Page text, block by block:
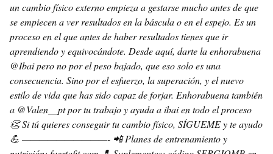
un cambio físico externo empieza a gestarse mucho antes de que
se empiecen a ver resultados en la báscula o en el espejo. Es un
proceso en el que antes de haber resultados tienes que ir
aprendiendo y equivocándote. Desde aquí, darte la enhorabuena
@Ibai pero no por el peso bajado, que eso solo es una
consecuencia. Sino por el esfuerzo, la superación, y el nuevo
estilo de vida que has sido capaz de forjar. Enhorabuena también
a @Valen__pt por tu trabajo y ayuda a ibai en todo el proceso
👏 Si tú quieres conseguir tu cambio físico, SÍGUEME y te ayudo
💪 ——————————- 📲 Planes de entrenamiento y